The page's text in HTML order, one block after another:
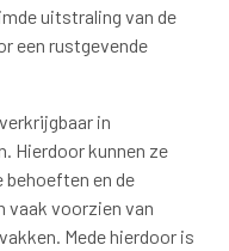
uitstraling van de
een rustgevende
in
Hierdoor kunnen ze
en de
vaak voorzien van
Mede hierdoor is